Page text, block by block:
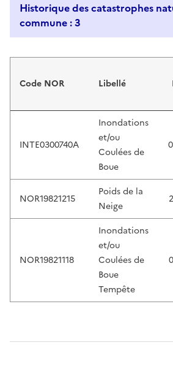
Historique des catastrophes
commune : 3
Code NOR Libellé
INTE0300740A
Inondations
et/ou
Coulées de
Boue
NOR19821215
Poids de la
Neige
NOR19821118
Inondations
et/ou
Coulées de
Boue
Tempête